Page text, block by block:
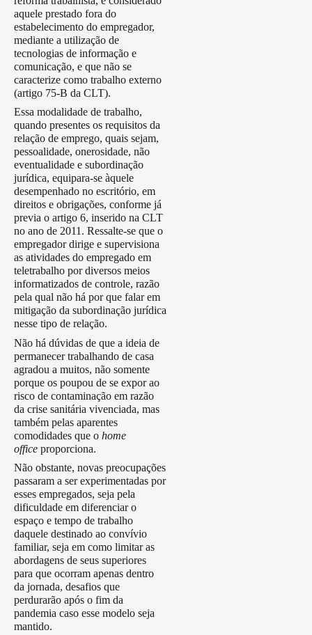
aquele prestado fora do
estabelecimento do empregador,
mediante a utilização de
tecnologias de informação e
comunicação, e que não se
caracterize como trabalho externo
(artigo 75-B da CLT).
Essa modalidade de trabalho,
quando presentes os requisitos da
relação de emprego, quais sejam,
pessoalidade, onerosidade, não
eventualidade e subordinação
jurídica, equipara-se àquele
desempenhado no escritório, em
direitos e obrigações, conforme já
previa o artigo 6, inserido na CLT
no ano de 2011. Ressalte-se que o
empregador dirige e supervisiona
as atividades do empregado em
teletrabalho por diversos meios
informatizados de controle, razão
pela qual não há por que falar em
mitigação da subordinação jurídica
nesse tipo de relação.
Não há dúvidas de que a ideia de
permanecer trabalhando de casa
agradou a muitos, não somente
porque os poupou de se expor ao
risco de contaminação em razão
da crise sanitária vivenciada, mas
também pelas aparentes
comodidades que o home
office proporciona.
Não obstante, novas preocupações
passaram a ser experimentadas por
esses empregados, seja pela
dificuldade em diferenciar o
espaço e tempo de trabalho
daquele destinado ao convívio
familiar, seja em como limitar as
abordagens de seus superiores
para que ocorram apenas dentro
da jornada, desafios que
perdurarão após o fim da
pandemia caso esse modelo seja
mantido.